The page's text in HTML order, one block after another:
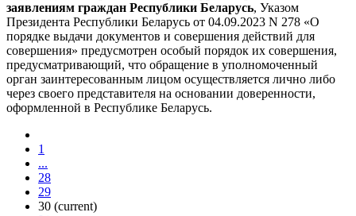
заявлениям граждан Республики Беларусь, Указом
Президента Республики Беларусь от 04.09.2023 N 278 «О
порядке выдачи документов и совершения действий для
совершения» предусмотрен особый порядок их совершения,
предусматривающий, что обращение в уполномоченный
орган заинтересованным лицом осуществляется лично либо
через своего представителя на основании доверенности,
оформленной в Республике Беларусь.
1
...
28
29
30 (current)